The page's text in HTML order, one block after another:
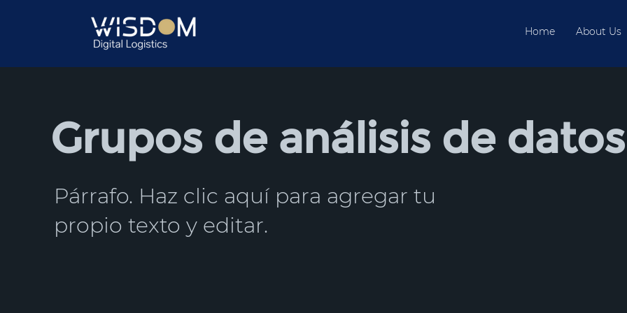
Home About Us
Grupos de análisis de datos
Párrafo. Haz clic aquí para agregar tu
propio texto y editar.